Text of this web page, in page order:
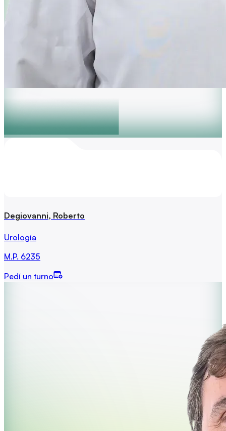
Degiovanni, Roberto
Urología
M.P. 6235
Pedí un turno